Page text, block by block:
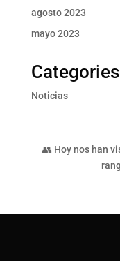
agosto 2023
mayo 2023
Categories
Noticias
👥 Hoy nos han